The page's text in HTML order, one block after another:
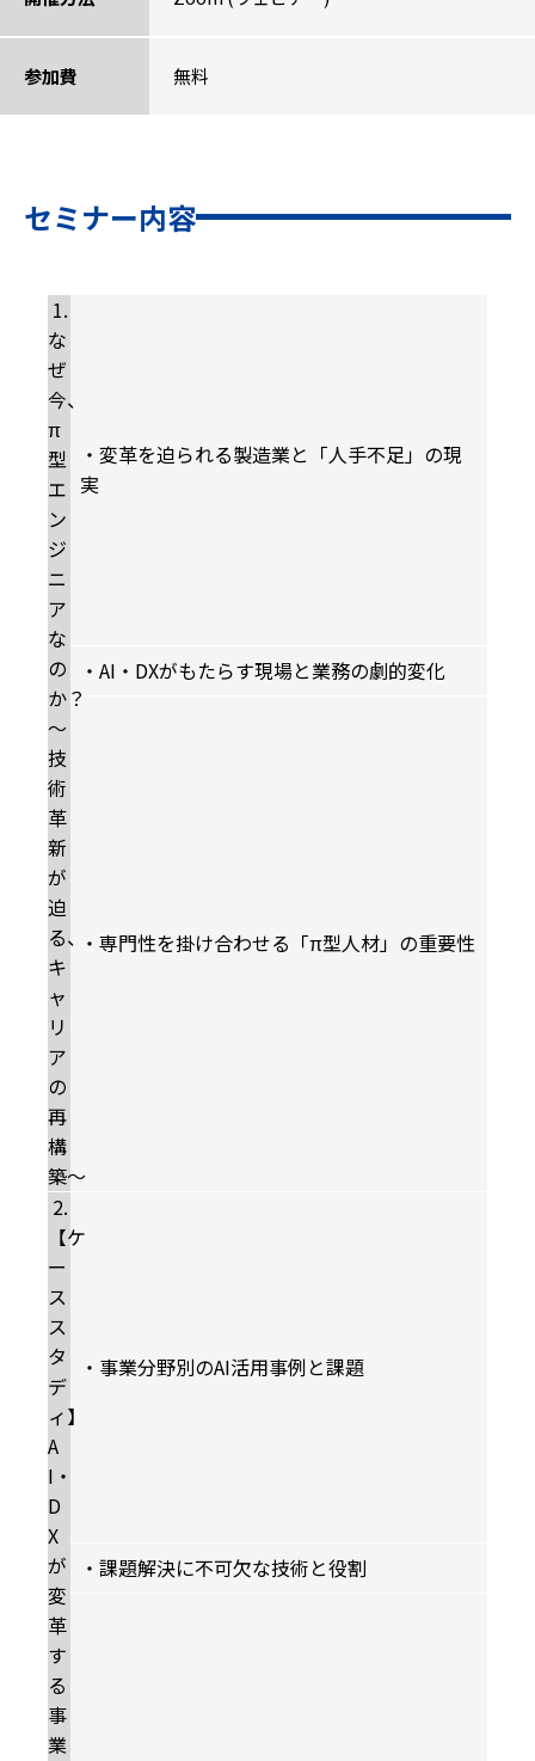
参加費 無料
セミナー内容
1.
な
ぜ
今、
π
型
エ
ン
ジ
ニ
ア
な
の
か？
〜
技
術
革
新
が
迫
る、
キ
ャ
リ
ア
の
再
構
築〜
・変革を迫られる製造業と「人手不足」の現
実
・AI・DXがもたらす現場と業務の劇的変化
・専門性を掛け合わせる「π型人材」の重要性
2.
【ケ
ー
ス
ス
タ
デ
ィ】
A
I・
D
X
が
変
革
す
る
事
業
・事業分野別のAI活用事例と課題
・課題解決に不可欠な技術と役割